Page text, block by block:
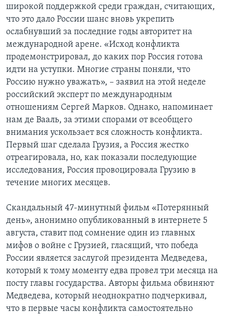
широкой поддержкой среди граждан, считающих,
что это дало России шанс вновь укрепить
ослабнувший за последние годы авторитет на
международной арене. «Исход конфликта
продемонстрировал, до каких пор Россия готова
идти на уступки. Многие страны поняли, что
Россию нужно уважать», – заявил на этой неделе
российский эксперт по международным
отношениям Сергей Марков. Однако, напоминает
нам де Вааль, за этими спорами от всеобщего
внимания ускользает вся сложность конфликта.
Первый шаг сделала Грузия, а Россия жестко
отреагировала, но, как показали последующие
исследования, Россия провоцировала Грузию в
течение многих месяцев.
Скандальный 47-минутный фильм «Потерянный
день», анонимно опубликованный в интернете 5
августа, ставит под сомнение один из главных
мифов о войне с Грузией, гласящий, что победа
России является заслугой президента Медведева,
который к тому моменту едва провел три месяца на
посту главы государства. Авторы фильма обвиняют
Медведева, который неоднократно подчеркивал,
что в первые часы конфликта самостоятельно